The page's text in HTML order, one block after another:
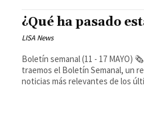
¿Qué ha pasado
LISA News
Boletín semanal (11 - 17 MAYO) 🗞️ Desde LISA News te
traemos el Boletín Semanal, un
noticias más relevantes de los